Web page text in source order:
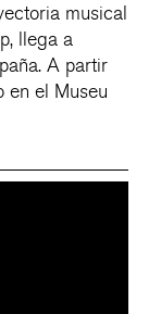
musical
llega a
A partir
en el Museu